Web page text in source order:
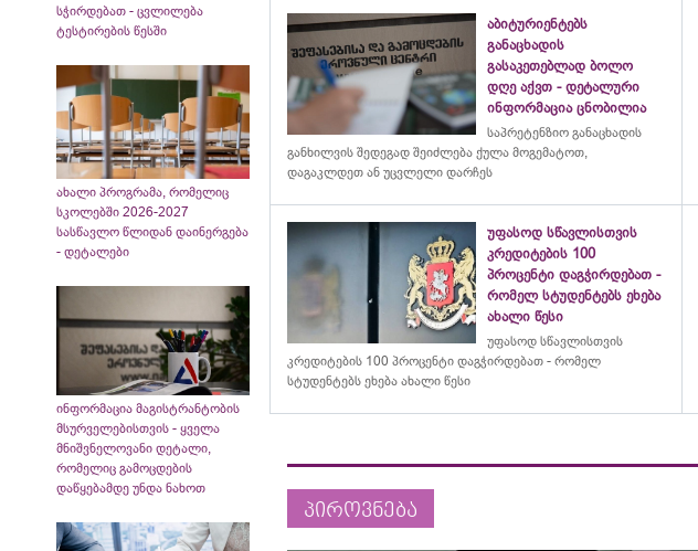
სჭირდებათ - ცვლილება
ტესტირების წესში
ახალი პროგრამა, რომელიც
სკოლებში 2026-2027
სასწავლო წლიდან დაინერგება
- დეტალები
ინფორმაცია მაგისტრანტობის
მსურველებისთვის - ყველა
მნიშვნელოვანი დეტალი,
რომელიც გამოცდების
დაწყებამდე უნდა ნახოთ
აბიტურიენტებს
განაცხადის
გასაკეთებლად ბოლო
დღე აქვთ - დეტალური
ინფორმაცია ცნობილია
საპრეტენზიო განაცხადის
განხილვის შედეგად შეიძლება ქულა მოგემატოთ,
დაგაკლდეთ ან უცვლელი დარჩეს
უფასოდ სწავლისთვის
კრედიტების 100
პროცენტი დაგჭირდებათ -
რომელ სტუდენტებს ეხება
ახალი წესი
უფასოდ სწავლისთვის
კრედიტების 100 პროცენტი დაგჭირდებათ - რომელ
სტუდენტებს ეხება ახალი წესი
პიროვნება